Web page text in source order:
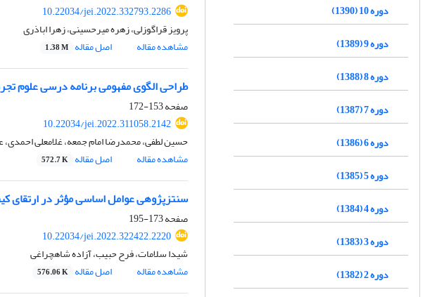
10.22034/jei.2022.332793.2286
پرویز قراگوزلی، زهره میرحسینی، زهرا اباذری
مشاهده مقاله
اصل مقاله 1.38 M
طراحی الگوی مفهومی برنامه‌ درسی علوم
صفحه153-172
10.22034/jei.2022.311058.2142
حسین لطفی، محمدرضا امام جمعه، غلامعلی احمدی،
مشاهده مقاله
اصل مقاله 572.7 K
سنتزپژوهی عوامل اساسی مؤثر در ارتقای
صفحه173-195
10.22034/jei.2022.322422.2220
شیدا سلامات، فرح حبیب، آزاده شاهچراغی
مشاهده مقاله
اصل مقاله 576.06 K
دوره 10 (1390)
دوره 9 (1389)
دوره 8 (1388)
دوره 7 (1387)
دوره 6 (1386)
دوره 5 (1385)
دوره 4 (1384)
دوره 3 (1383)
دوره 2 (1382)